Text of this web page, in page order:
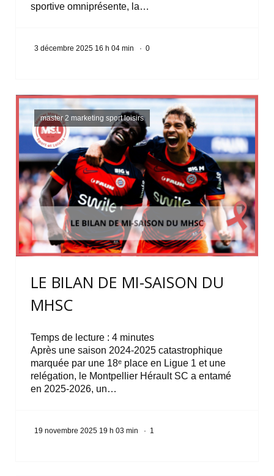
sportive omniprésente, la…
3 décembre 2025 16 h 04 min · 0
master 2 marketing sport loisirs
LE BILAN DE MI-SAISON DU
MHSC
Temps de lecture : 4 minutes
Après une saison 2024-2025 catastrophique
marquée par une 18ᵉ place en Ligue 1 et une
relégation, le Montpellier Hérault SC a entamé
en 2025-2026, un…
19 novembre 2025 19 h 03 min · 1